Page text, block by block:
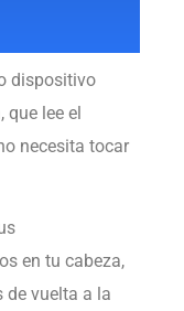
dispositivo
lee el
necesita tocar
en tu cabeza,
de vuelta a la